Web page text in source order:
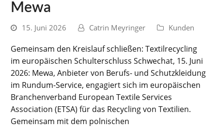
Mewa
15. Juni 2026 Catrin Meyringer Kunden
Gemeinsam den Kreislauf schließen: Textilrecycling
im europäischen Schulterschluss Schwechat, 15. Juni
2026: Mewa, Anbieter von Berufs- und Schutzkleidung
im Rundum-Service, engagiert sich im europäischen
Branchenverband European Textile Services
Association (ETSA) für das Recycling von Textilien.
Gemeinsam mit dem polnischen